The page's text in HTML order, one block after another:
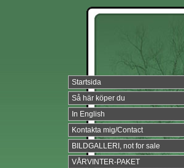
Startsida
Så här köper du
In English
Kontakta mig/Contact
BILDGALLERI, not for sale
VÅRVINTER-PAKET